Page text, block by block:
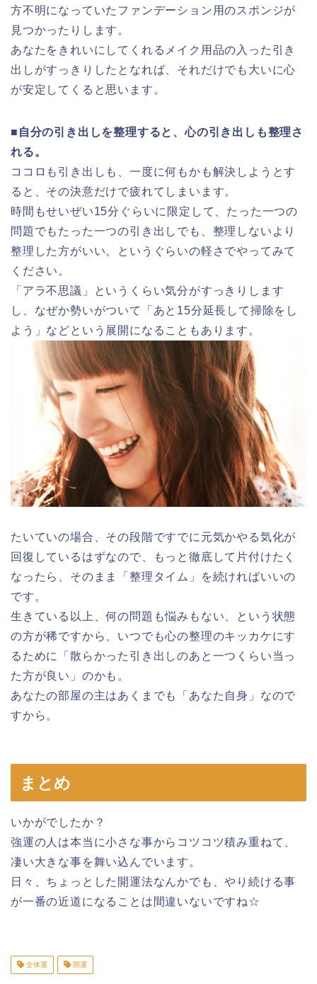
方不明になっていたファンデーション用のスポンジが
見つかったりします。
あなたをきれいにしてくれるメイク用品の入った引き
出しがすっきりしたとなれば、それだけでも大いに心
が安定してくると思います。
■自分の引き出しを整理すると、心の引き出しも整理さ
れる。
ココロも引き出しも、一度に何もかも解決しようとす
ると、その決意だけで疲れてしまいます。
時間もせいぜい15分ぐらいに限定して、たった一つの
問題でもたった一つの引き出しでも、整理しないより
整理した方がいい。というぐらいの軽さでやってみて
ください。
「アラ不思議」というくらい気分がすっきりします
し、なぜか勢いがついて「あと15分延長して掃除をし
よう」などという展開になることもあります。
たいていの場合、その段階ですでに元気かやる気化が
回復しているはずなので、もっと徹底して片付けたく
なったら、そのまま「整理タイム」を続ければいいの
です。
生きている以上、何の問題も悩みもない、という状態
の方が稀ですから、いつでも心の整理のキッカケにす
るために「散らかった引き出しのあと一つくらい当っ
た方が良い」のかも。
あなたの部屋の主はあくまでも「あなた自身」なので
すから。
まとめ
いかがでしたか？
強運の人は本当に小さな事からコツコツ積み重ねて、
凄い大きな事を舞い込んでいます。
日々、ちょっとした開運法なんかでも、やり続ける事
が一番の近道になることは間違いないですね☆
全体運 開運